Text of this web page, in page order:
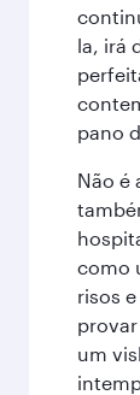
la, irá
pano
Não é
como
risos
um